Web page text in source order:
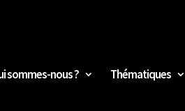
sommes-nous ? Thématiques